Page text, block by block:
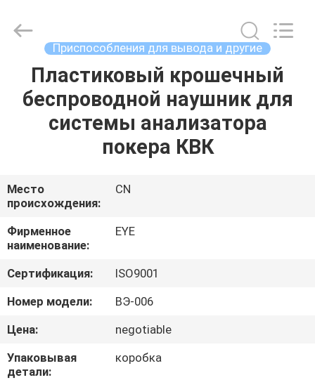
ГЛАВНАЯ
СТРАНИЦА
ПРОДУКЦИЯ
О
КОМПАНИИ
НАША
ФАБРИКА
КОНТРОЛЬ
КАЧЕСТВА
Cheat
Center.
Приспособления для вывода и другие
Пластиковый крошечный
беспроводной наушник для
системы анализатора
покера КВК
Место
происхождения:
CN
Фирменное
наименование:
EYE
Сертификация:
ISO9001
Номер модели:
ВЭ-006
Цена:
negotiable
Упаковывая
детали:
коробка